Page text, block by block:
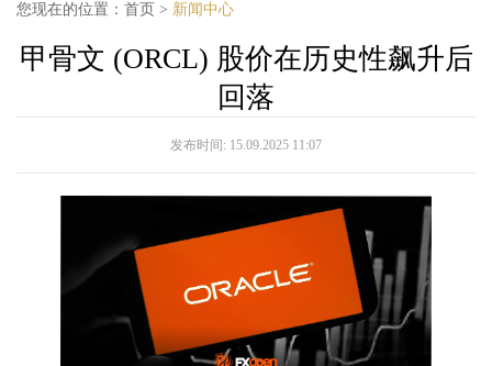
您现在的位置： 首页 > 新闻中心
甲骨文 (ORCL) 股价在历史性飙升后
回落
发布时间: 15.09.2025 11:07